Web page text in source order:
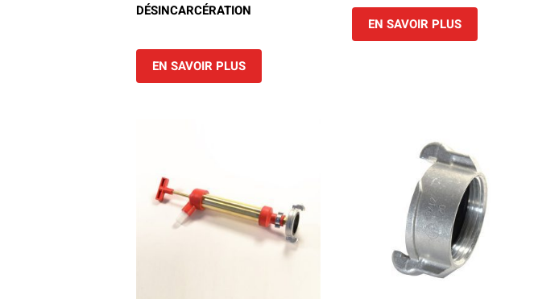
DÉSINCARCÉRATION
EN SAVOIR PLUS
EN SAVOIR PLUS